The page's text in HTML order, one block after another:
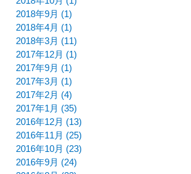
2018年9月 (1)
2018年4月 (1)
2018年3月 (11)
2017年12月 (1)
2017年9月 (1)
2017年3月 (1)
2017年2月 (4)
2017年1月 (35)
2016年12月 (13)
2016年11月 (25)
2016年10月 (23)
2016年9月 (24)